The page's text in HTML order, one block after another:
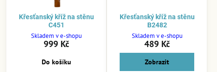
Křesťanský kříž na stěnu
C451
Skladem v e-shopu
999 Kč
Do košíku
Křesťanský kříž na stěnu
B2482
Skladem v e-shopu
489 Kč
Zobrazit